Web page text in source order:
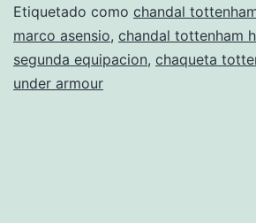
Del
Everton
Y
Etiquetado como chandal
marco asensio, chandal tottenham
segunda equipacion, chaqueta
under armour